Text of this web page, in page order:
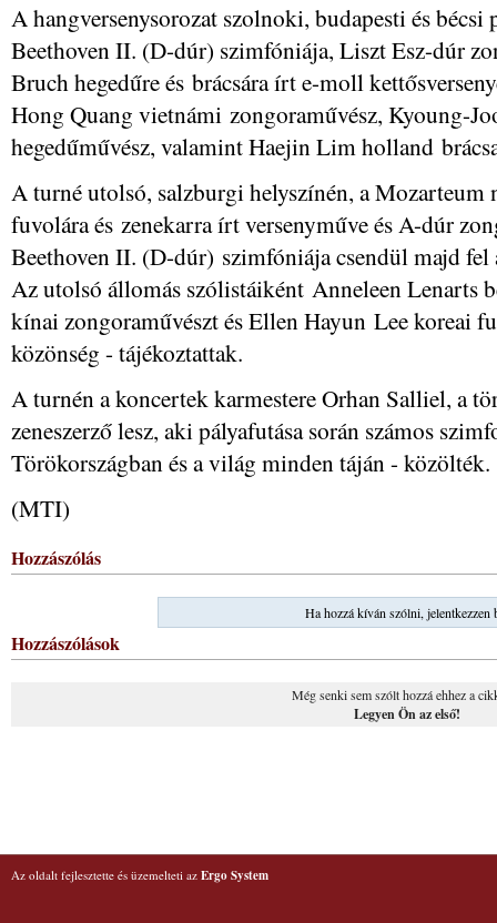
A hangversenysorozat szolnoki, budapesti és
Beethoven II. (D-dúr) szimfóniája, Liszt Esz-dúr
Bruch hegedűre és brácsára írt e-moll
Hong Quang vietnámi zongoraművész, Kyoung-
hegedűművész, valamint Haejin Lim holland
A turné utolsó, salzburgi helyszínén, a Mozarteum
fuvolára és zenekarra írt versenyműve és A-dúr
Beethoven II. (D-dúr) szimfóniája csendül majd
Az utolsó állomás szólistáiként Anneleen Lenarts
kínai zongoraművészt és Ellen Hayun Lee koreai
közönség - tájékoztattak.
A turnén a koncertek karmestere Orhan Salliel, a
zeneszerző lesz, aki pályafutása során számos
Törökországban és a világ minden táján - közölték.
(MTI)
Hozzászólás
Ha hozzá kíván szólni, jelentkezzen
Hozzászólások
Még senki sem szólt hozzá ehhez a
Legyen Ön az első!
Az oldalt fejlesztette és üzemelteti az Ergo System